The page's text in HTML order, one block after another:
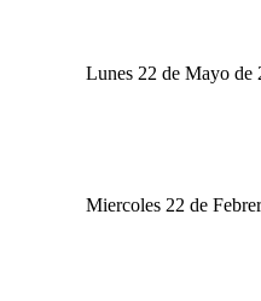
Lunes 22 de Mayo de
Miercoles 22 de